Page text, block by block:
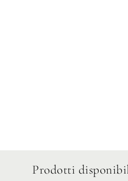
Prodotti